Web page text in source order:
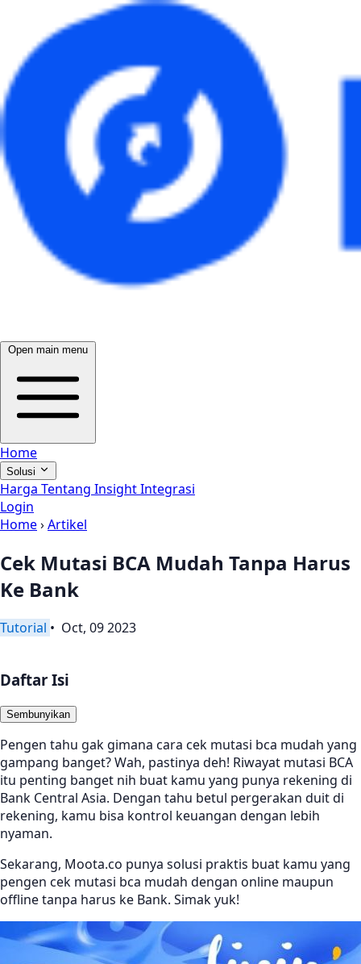
Open main menu
Home
Solusi
Harga Tentang InsightIntegrasi
Login
Home›Artikel
Cek Mutasi BCA Mudah Tanpa Harus
Ke Bank
Tutorial • Oct, 09 2023
Daftar Isi
Sembunyikan
Pengen tahu gak gimana cara cek mutasi bca mudah yang
gampang banget? Wah, pastinya deh! Riwayat mutasi BCA
itu penting banget nih buat kamu yang punya rekening di
Bank Central Asia. Dengan tahu betul pergerakan duit di
rekening, kamu bisa kontrol keuangan dengan lebih
nyaman.
Sekarang, Moota.co punya solusi praktis buat kamu yang
pengen cek mutasi bca mudah dengan online maupun
offline tanpa harus ke Bank. Simak yuk!